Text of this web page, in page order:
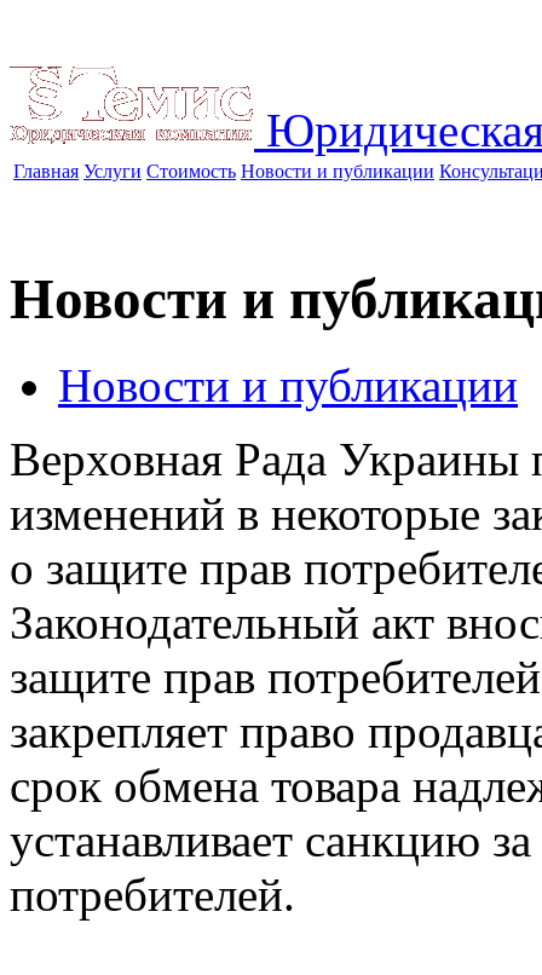
Главная Услуги Стоимость Новости и публикации
Новости и
Новости и публикации
Верховная Рада Украины
изменений в некоторые
о защите прав
Законодательный акт
защите прав
закрепляет право
срок обмена товара
устанавливает санкцию
потребителей.